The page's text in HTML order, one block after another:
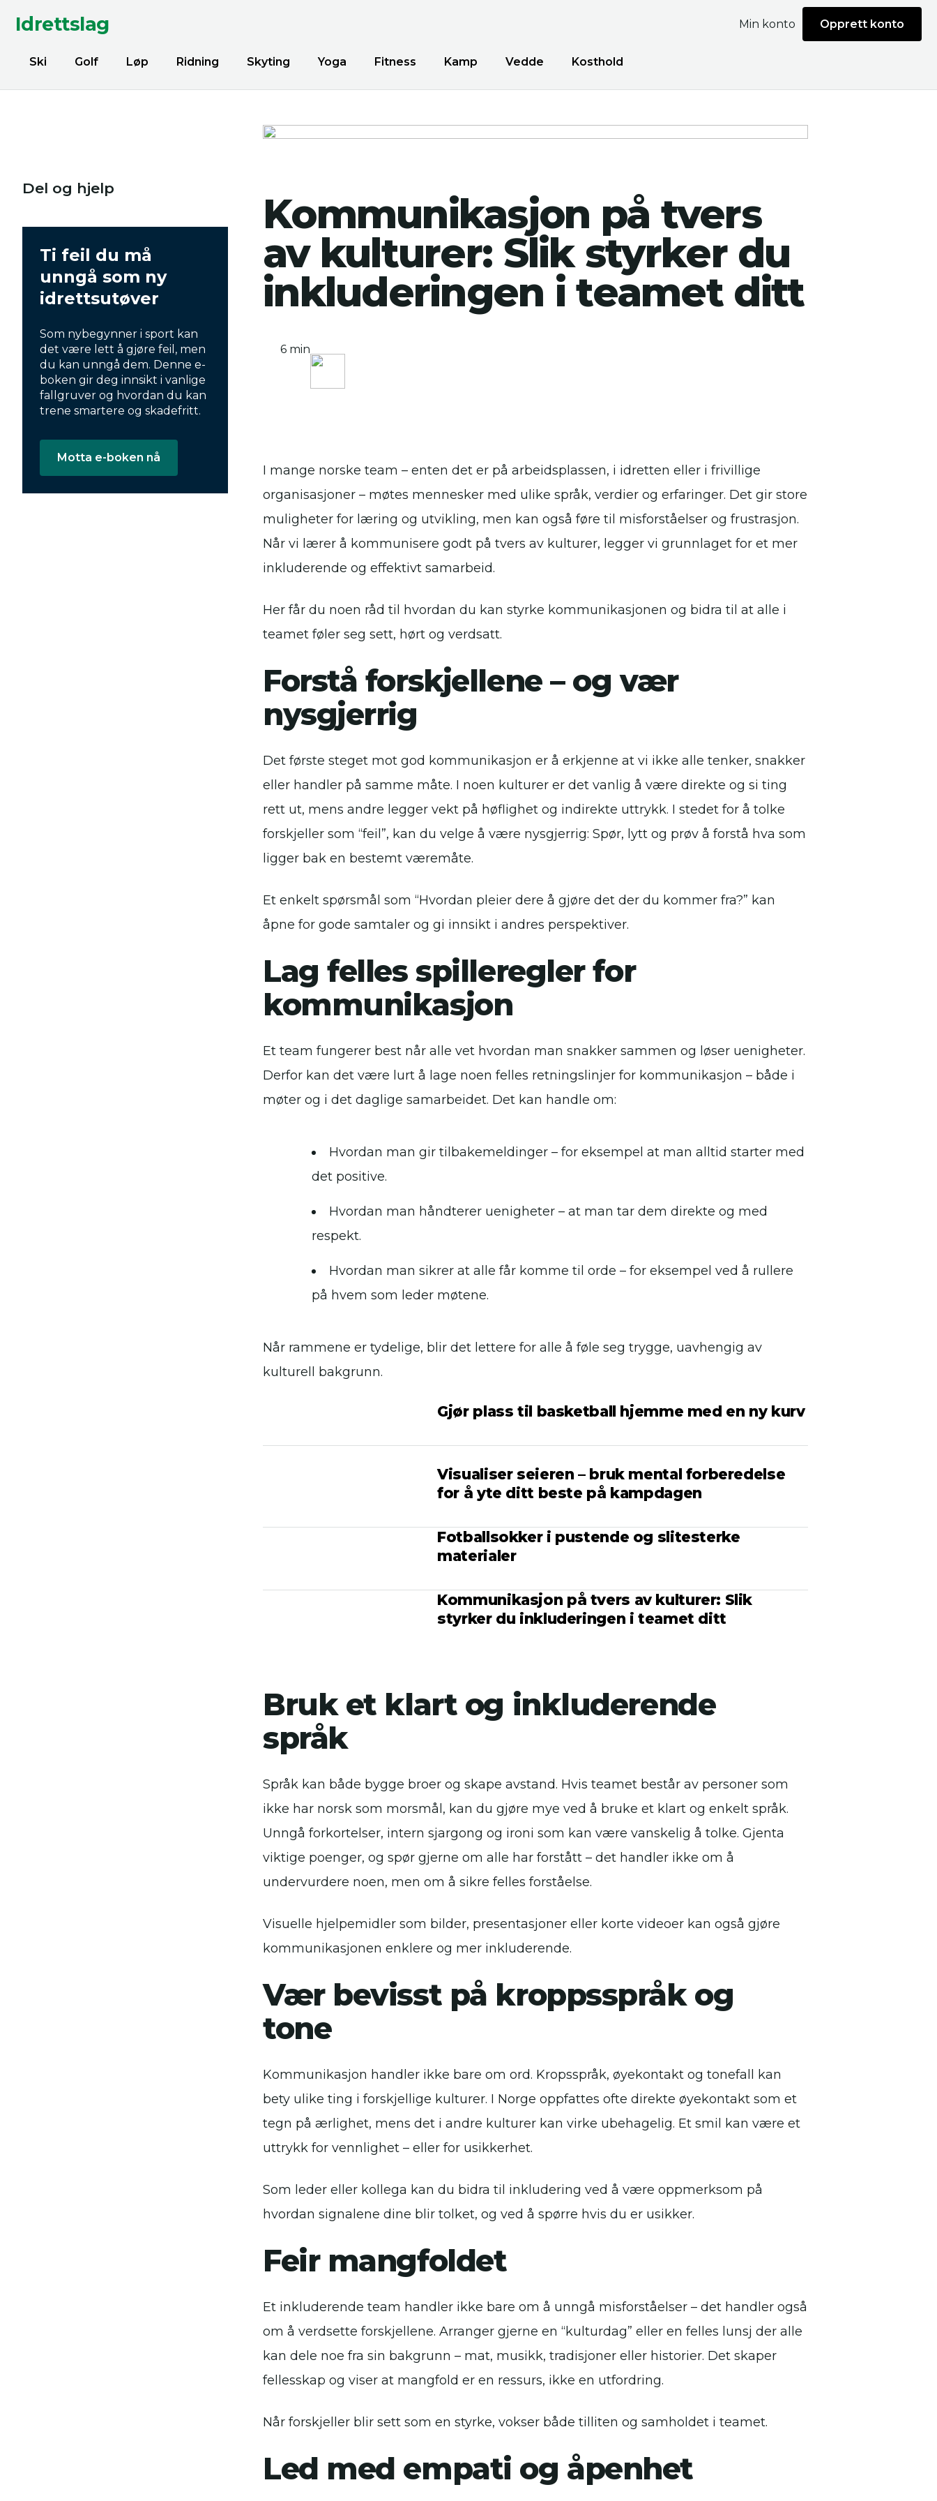
Idrettslag
Ski Golf Løp Ridning Skyting Yoga Fitness Kamp Vedde Kosthold
Min konto Opprett konto
Kommunikasjon på tvers
av kulturer: Slik styrker du
inkluderingen i teamet ditt
6 min
I mange norske team – enten det er på arbeidsplassen, i idretten eller i frivillige
organisasjoner – møtes mennesker med ulike språk, verdier og erfaringer. Det gir store
muligheter for læring og utvikling, men kan også føre til misforståelser og frustrasjon.
Når vi lærer å kommunisere godt på tvers av kulturer, legger vi grunnlaget for et mer
inkluderende og effektivt samarbeid.
Her får du noen råd til hvordan du kan styrke kommunikasjonen og bidra til at alle i
teamet føler seg sett, hørt og verdsatt.
Forstå forskjellene – og vær
nysgjerrig
Det første steget mot god kommunikasjon er å erkjenne at vi ikke alle tenker, snakker
eller handler på samme måte. I noen kulturer er det vanlig å være direkte og si ting
rett ut, mens andre legger vekt på høflighet og indirekte uttrykk. I stedet for å tolke
forskjeller som “feil”, kan du velge å være nysgjerrig: Spør, lytt og prøv å forstå hva som
ligger bak en bestemt væremåte.
Et enkelt spørsmål som “Hvordan pleier dere å gjøre det der du kommer fra?” kan
åpne for gode samtaler og gi innsikt i andres perspektiver.
Lag felles spilleregler for
kommunikasjon
Et team fungerer best når alle vet hvordan man snakker sammen og løser uenigheter.
Derfor kan det være lurt å lage noen felles retningslinjer for kommunikasjon – både i
møter og i det daglige samarbeidet. Det kan handle om:
Hvordan man gir tilbakemeldinger – for eksempel at man alltid starter med
det positive.
Hvordan man håndterer uenigheter – at man tar dem direkte og med
respekt.
Hvordan man sikrer at alle får komme til orde – for eksempel ved å rullere
på hvem som leder møtene.
Når rammene er tydelige, blir det lettere for alle å føle seg trygge, uavhengig av
kulturell bakgrunn.
Gjør plass til basketball hjemme med en ny kurv
Visualiser seieren – bruk mental forberedelse
for å yte ditt beste på kampdagen
Fotballsokker i pustende og slitesterke
materialer
Kommunikasjon på tvers av kulturer: Slik
styrker du inkluderingen i teamet ditt
Bruk et klart og inkluderende
språk
Språk kan både bygge broer og skape avstand. Hvis teamet består av personer som
ikke har norsk som morsmål, kan du gjøre mye ved å bruke et klart og enkelt språk.
Unngå forkortelser, intern sjargong og ironi som kan være vanskelig å tolke. Gjenta
viktige poenger, og spør gjerne om alle har forstått – det handler ikke om å
undervurdere noen, men om å sikre felles forståelse.
Visuelle hjelpemidler som bilder, presentasjoner eller korte videoer kan også gjøre
kommunikasjonen enklere og mer inkluderende.
Vær bevisst på kroppsspråk og
tone
Kommunikasjon handler ikke bare om ord. Kropsspråk, øyekontakt og tonefall kan
bety ulike ting i forskjellige kulturer. I Norge oppfattes ofte direkte øyekontakt som et
tegn på ærlighet, mens det i andre kulturer kan virke ubehagelig. Et smil kan være et
uttrykk for vennlighet – eller for usikkerhet.
Som leder eller kollega kan du bidra til inkludering ved å være oppmerksom på
hvordan signalene dine blir tolket, og ved å spørre hvis du er usikker.
Feir mangfoldet
Et inkluderende team handler ikke bare om å unngå misforståelser – det handler også
om å verdsette forskjellene. Arranger gjerne en “kulturdag” eller en felles lunsj der alle
kan dele noe fra sin bakgrunn – mat, musikk, tradisjoner eller historier. Det skaper
fellesskap og viser at mangfold er en ressurs, ikke en utfordring.
Når forskjeller blir sett som en styrke, vokser både tilliten og samholdet i teamet.
Led med empati og åpenhet
Del og hjelp
Ti feil du må
unngå som ny
idrettsutøver
Som nybegynner i sport kan
det være lett å gjøre feil, men
du kan unngå dem. Denne e-
boken gir deg innsikt i vanlige
fallgruver og hvordan du kan
trene smartere og skadefritt.
Motta e-boken nå